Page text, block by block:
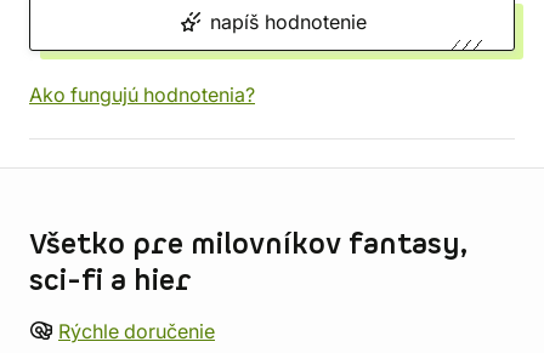
napíš hodnotenie
Ako fungujú hodnotenia?
Všetko pre milovníkov fantasy,
sci-fi a hier
Rýchle doručenie